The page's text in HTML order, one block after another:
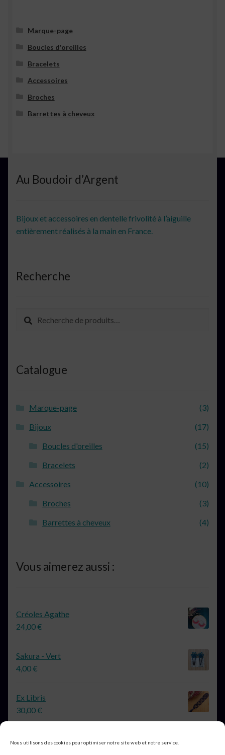
Nous utilisons des cookies pour optimiser notre site web et notre service.
Marque-page
Boucles d'oreilles
Bracelets
Accessoires
Broches
Barrettes à cheveux
Au Boudoir d’Argent
Bijoux et accessoires en dentelle frivolité à l’aiguille
entièrement réalisés à la main en France.
Recherche
Recherche
pour :
Recherche
Catalogue
Marque-page
(3)
Bijoux
(17)
Boucles d'oreilles
(15)
Bracelets
(2)
Accessoires
(10)
Broches
(3)
Barrettes à cheveux
(4)
Vous aimerez aussi :
Créoles Agathe
24,00€
Sakura - Vert
4,00€
Ex Libris
30,00€